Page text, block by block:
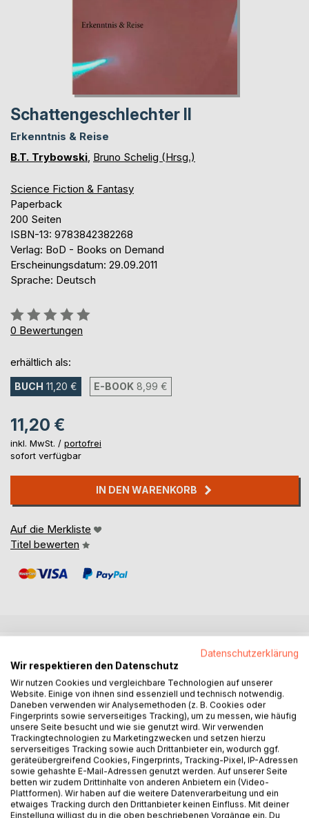
Schattengeschlechter II
Erkenntnis & Reise
B.T. Trybowski, Bruno Schelig (Hrsg.)
Science Fiction & Fantasy
Paperback
200 Seiten
ISBN-13: 9783842382268
Verlag: BoD - Books on Demand
Erscheinungsdatum: 29.09.2011
Sprache: Deutsch
Bewertung::
0%
0 Bewertungen
erhältlich als:
BUCH 11,20 € E-BOOK 8,99 €
11,20 €
inkl. MwSt. / portofrei
sofort verfügbar
IN DEN WARENKORB
Auf die Merkliste
Titel bewerten
Kain & Lilith. Verwoben in den Fäden des Schicksales.
Gesponnen vor Jahrtausenden, bedroht es nun auch
unsere Welt.
Mark & Lucy. Getrennt und doch noch immer verknüpft.
Werden Sie es schaffen? Die Liebe siegt immer. Aber auch
gegen solche Feinde?
Walküren und Hexen, vor der Zeitrechnung unserer
Moderne. Einem Mythos entsprungen, der sich an die
Legenden knüpft. Aber was, wenn es die Wirklichkeit ist?
Datenschutzerklärung
Wir respektieren den Datenschutz
Wir nutzen Cookies und vergleichbare Technologien auf unserer
Website. Einige von ihnen sind essenziell und technisch notwendig.
Daneben verwenden wir Analysemethoden (z. B. Cookies oder
Fingerprints sowie serverseitiges Tracking), um zu messen, wie häufig
unsere Seite besucht und wie sie genutzt wird. Wir verwenden
Trackingtechnologien zu Marketingzwecken und setzen hierzu
serverseitiges Tracking sowie auch Drittanbieter ein, wodurch ggf.
geräteübergreifend Cookies, Fingerprints, Tracking-Pixel, IP-Adressen
sowie gehashte E-Mail-Adressen genutzt werden. Auf unserer Seite
betten wir zudem Drittinhalte von anderen Anbietern ein (Video-
Plattformen). Wir haben auf die weitere Datenverarbeitung und ein
etwaiges Tracking durch den Drittanbieter keinen Einfluss. Mit deiner
Einstellung willigst du in die oben beschriebenen Vorgänge ein. Du